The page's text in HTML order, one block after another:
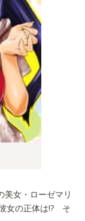
美女・ローゼマリ
女の正体は!? そ